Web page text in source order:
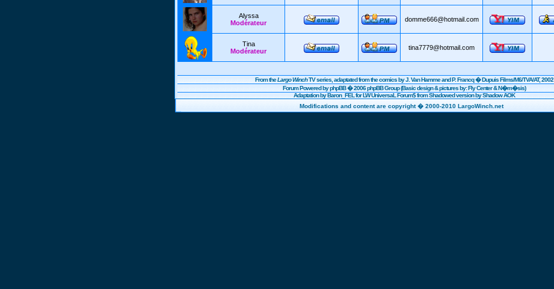
Alyssa
Modérateur
domme666@hotmail.com
Tina
Modérateur
tina7779@hotmail.com
From theLargo WinchTV series, adaptated from the comics by J. Van Hamme and P. Francq �DupuisFilms/M6/TVA/AT, 2002
Forum Powered byphpBB� 2006 phpBB Group (Basic design & pictures by: Fly Center & N�m�sis)
Adaptation by Baron_FEL for LW UniversaL Forum$ from Shadowed version by Shadow AOK
Modifications and content are copyright � 2000-2010 LargoWinch.net